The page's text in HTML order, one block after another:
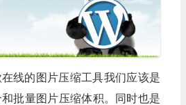
线的图片压缩工具我们应该是
批量图片压缩体积。同时也是